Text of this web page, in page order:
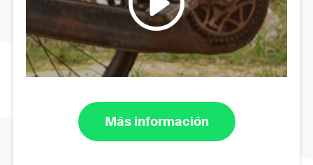
Más información